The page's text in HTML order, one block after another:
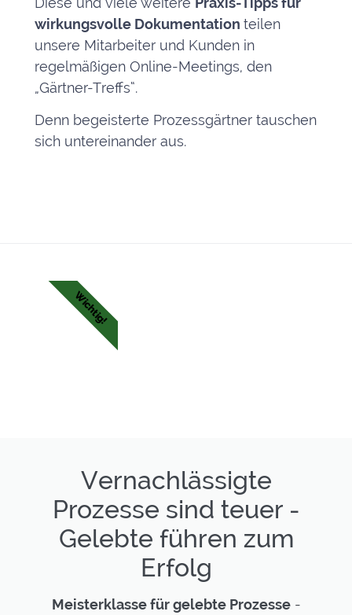
wirkungsvolle Dokumentationteilen
unsere Mitarbeiter und Kunden in
regelmäßigen Online-Meetings, den
„Gärtner-Treffs“.
Denn begeisterte Prozessgärtner tauschen
sich untereinander aus.
Vernachlässigte
Prozesse sind teuer -
Gelebte führen zum
Erfolg
Meisterklasse für gelebte Prozesse-
Wichtig!